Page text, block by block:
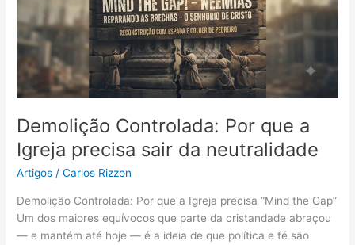
Demolição Controlada: Por que a
Igreja precisa sair da neutralidade
Artigos /Carlos Rizzon
Demolição Controlada: Por que a Igreja precisa “Mind the Gap”
Um dos maiores equívocos que parte da cristandade abraçou
— e mantém até hoje — é a ideia de que política e fé são
Igreja
precisa
da
neutralidade